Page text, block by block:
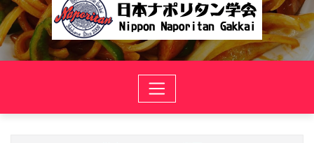
キ
ッ
プ